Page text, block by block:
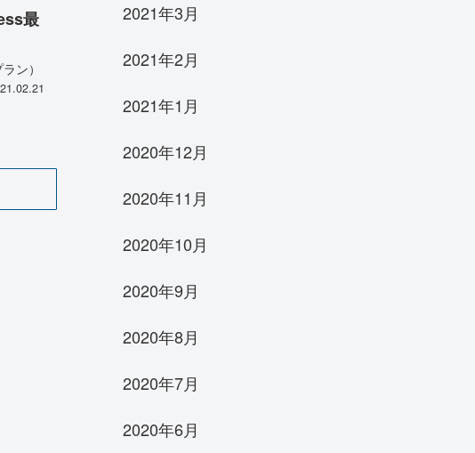
最
ン）
2021年3月
2021年2月
2021年1月
2020年12月
2020年11月
2020年10月
2020年9月
2020年8月
2020年7月
2020年6月